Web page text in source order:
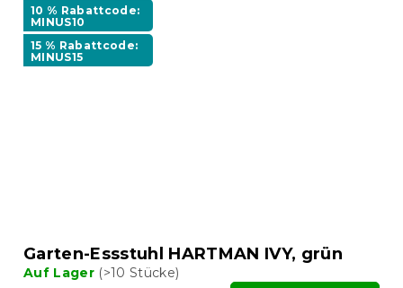
10 % Rabattcode:
MINUS10
15 % Rabattcode:
MINUS15
Garten-Essstuhl HARTMAN IVY, grün
Auf Lager (>10 Stücke)